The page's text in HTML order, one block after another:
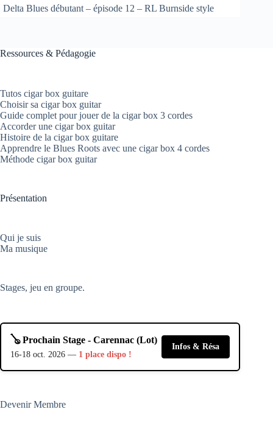
Delta Blues débutant – épisode 12 – RL Burnside style
Ressources & Pédagogie
Tutos cigar box guitare
Choisir sa cigar box guitar
Guide complet pour jouer de la cigar box 3 cordes
Accorder une cigar box guitar
Histoire de la cigar box guitare
Apprendre le Blues Roots avec une cigar box 4 cordes
Méthode cigar box guitar
Présentation
Qui je suis
Ma musique
Stages, jeu en groupe.
🪕 Prochain Stage - Carennac (Lot)
16-18 oct. 2026 — 1 place dispo !
Infos & Résa
Devenir Membre